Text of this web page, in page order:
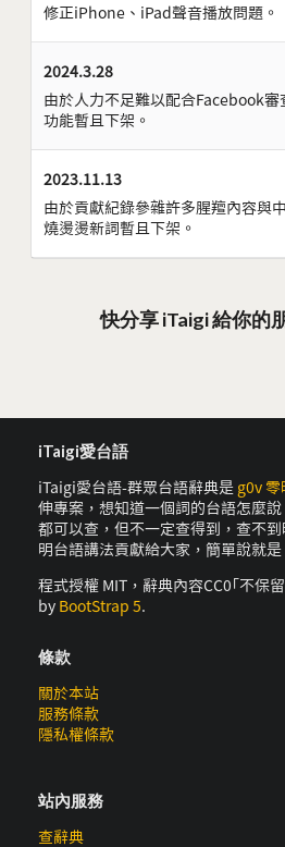
修正iPhone、iPad聲音播放問題。
2024.3.28
由於人力不足難以配合Facebook
功能暫且下架。
2023.11.13
由於貢獻紀錄參雜許多腥羶內容與
燒燙燙新詞暫且下架。
快分享 iTaigi 給你的
iTaigi愛台語
iTaigi愛台語-群眾台語辭典是 g0v
伸專案，想知道一個詞的台語怎麼
都可以查，但不一定查得到，查不
明台語講法貢獻給大家，簡單說就
程式授權 MIT，辭典內容CC0｢不保
by BootStrap 5.
條款
關於本站
服務條款
隱私權條款
站內服務
查辭典